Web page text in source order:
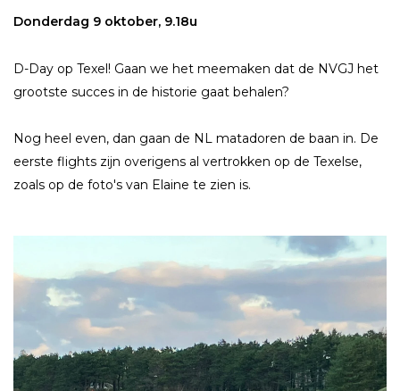
Donderdag 9 oktober, 9.18u
D-Day op Texel! Gaan we het meemaken dat de NVGJ het
grootste succes in de historie gaat behalen?
Nog heel even, dan gaan de NL matadoren de baan in. De
eerste flights zijn overigens al vertrokken op de Texelse,
zoals op de foto's van Elaine te zien is.